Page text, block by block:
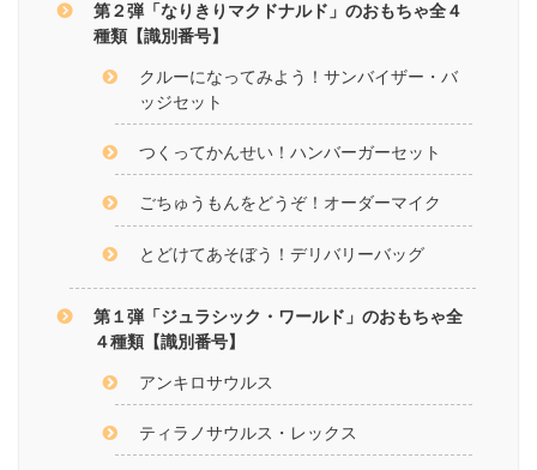
第２弾「なりきりマクドナルド」のおもちゃ全４
種類【識別番号】
クルーになってみよう！サンバイザー・バ
ッジセット
つくってかんせい！ハンバーガーセット
ごちゅうもんをどうぞ！オーダーマイク
とどけてあそぼう！デリバリーバッグ
第１弾「ジュラシック・ワールド」のおもちゃ全
４種類【識別番号】
アンキロサウルス
ティラノサウルス・レックス